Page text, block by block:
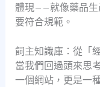
體現——就像藥品生
要符合規範。
飼主知識庫：從「
當我們回過頭來思
一個網站，更是一